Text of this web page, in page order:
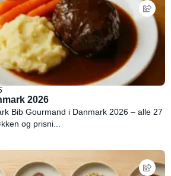
2026
Bib Gourmand i Danmark 2026 – alle 27
og prisni...